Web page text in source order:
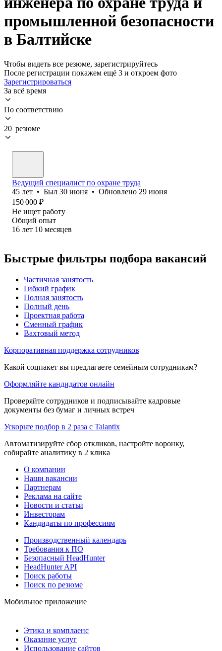
промышленной безопасности
в Балтийске
Чтобы видеть все резюме, зарегистрируйтесь
После регистрации покажем ещё 3 и откроем фото
Зарегистрироваться
За всё время
По соответствию
20 резюме
Ведущий специалист по охране труда
45 лет • Был 30 июня • Обновлено 29 июня
150 000 ₽
Не ищет работу
Общий опыт
16 лет 10 месяцев
Быстрые фильтры подбора вакансий
Частичная занятость
Гибкий график
Полная занятость
Полный день
Проектная работа
Сменный график
Вахтовый метод
Корпоративная поддержка сотрудников
Какой соцпакет вы предлагаете семейным сотрудникам?
Оформляйте кандидатов онлайн
Проверяйте сотрудников и подписывайте кадровые
документы без бумаг и личных встреч
Ускорьте подбор в 2 раза с Talantix
Автоматизируйте сбор откликов, настройте воронку,
собирайте аналитику в 2 клика
О компании
Наши вакансии
Партнерам
Реклама на сайте
Новости и статьи
Инвесторам
Кандидаты по профессиям
Производственный календарь
Требования к ПО
Безопасный HeadHunter
HeadHunter API
Поиск работы
Поиск по резюме
Мобильное приложение
Этика и комплаенс
Оказание услуг
Использование сайтов